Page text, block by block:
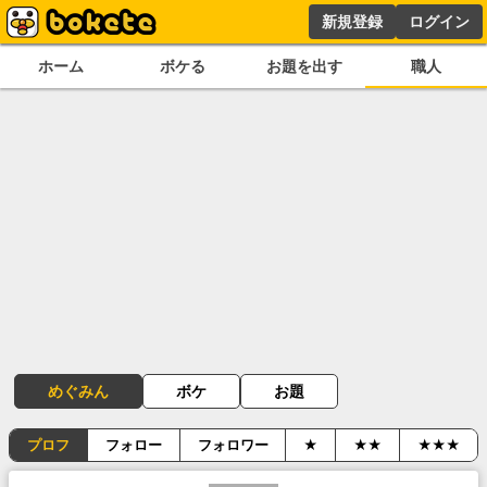
新規登録 ログイン
ホーム ボケる お題を出す 職人
めぐみん ボケ お題
プロフ フォロー フォロワー ★ ★★ ★★★